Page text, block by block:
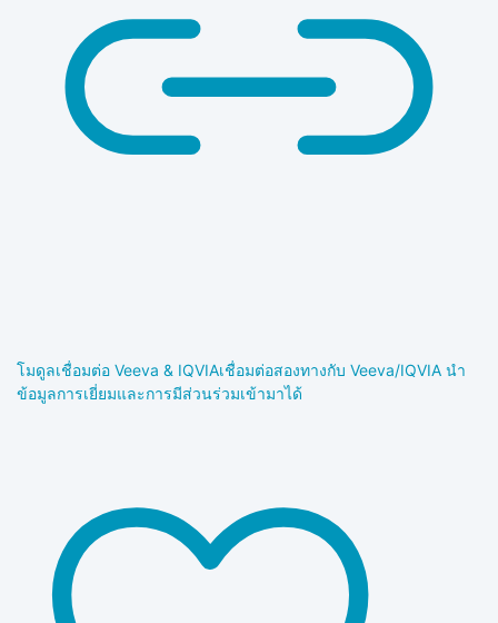
โมดูลเชื่อมต่อ Veeva & IQVIAเชื่อมต่อสองทางกับ Veeva/IQVIA นำ
ข้อมูลการเยี่ยมและการมีส่วนร่วมเข้ามาได้